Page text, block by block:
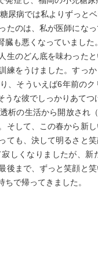
尿病では私よりずっと
のは、私が医師にな
も悪くなっていました。
生のどん底を味わった
練をうけました。すっ
、そういえば6年前の
な彼でしっかりあてつ
析の生活から開放され
そして、この春から新
ても、決して明るさと
しくなりましたが、
後まで、ずっと笑顔と
で帰ってきました。